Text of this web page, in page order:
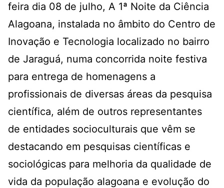
feira dia 08 de julho, A 1ª Noite da Ciência
Alagoana, instalada no âmbito do Centro de
Inovação e Tecnologia localizado no bairro
de Jaraguá, numa concorrida noite festiva
para entrega de homenagens a
profissionais de diversas áreas da pesquisa
científica, além de outros representantes
de entidades socioculturais que vêm se
destacando em pesquisas científicas e
sociológicas para melhoria da qualidade de
vida da população alagoana e evolução do